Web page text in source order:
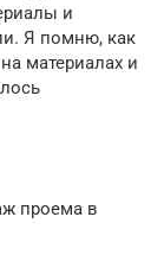
и
Я помню, как
материалах и
проема в